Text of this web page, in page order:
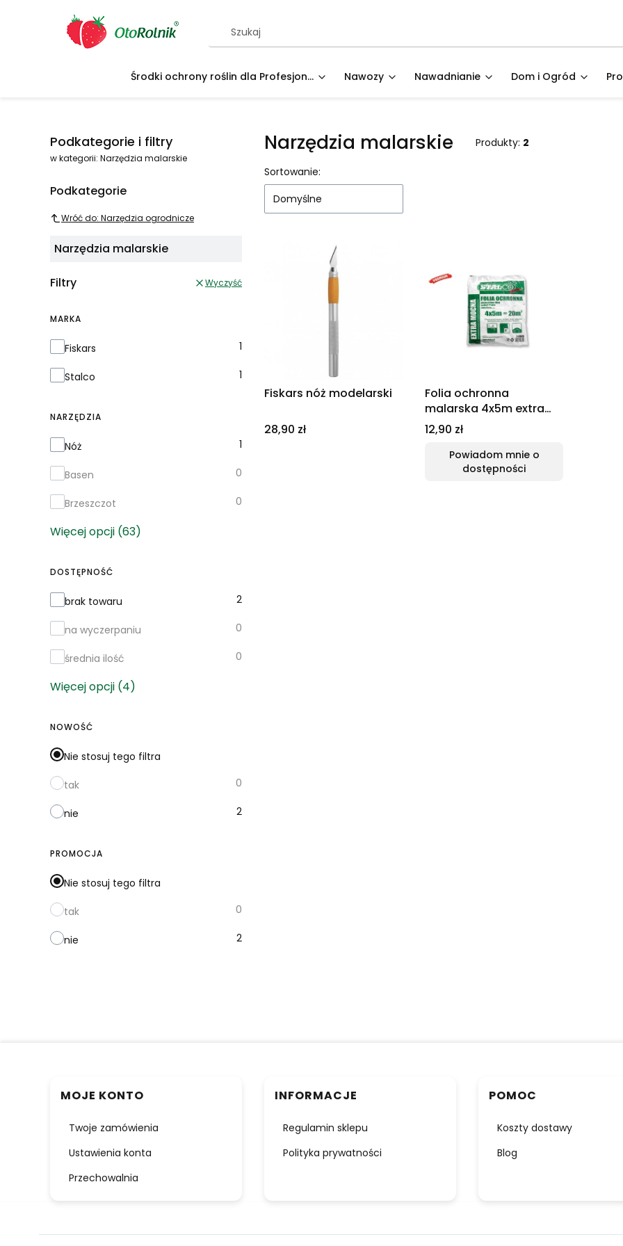
Środki ochrony roślin dla Profesjon... Nawozy Nawadnianie Dom i Ogród
Podkategorie i filtry
w kategorii: Narzędzia malarskie
Podkategorie
Wróć do: Narzędzia ogrodnicze
Narzędzia malarskie
Filtry Wyczyść
MARKA
Marka
Fiskars 1
Stalco 1
NARZĘDZIA
Narzędzia
Nóż 1
Basen 0
Brzeszczot 0
Więcej opcji (63)
DOSTĘPNOŚĆ
Dostępność
brak towaru 2
na wyczerpaniu 0
średnia ilość 0
Więcej opcji (4)
NOWOŚĆ
Nie stosuj tego filtra
tak 0
nie 2
PROMOCJA
Nie stosuj tego filtra
tak 0
nie 2
Narzędzia malarskie Produkty: 2
Lista produktów
Sortowanie:
Domyślne
Fiskars nóż modelarski
Cena
28,90 zł
Folia ochronna
malarska 4x5m extra
mocna (500g) Stalco
Premium
Cena
12,90 zł
Powiadom mnie o
dostępności
Linki w stopce
MOJE KONTO
Twoje zamówienia
Ustawienia konta
Przechowalnia
INFORMACJE
Regulamin sklepu
Polityka prywatności
POMOC
Koszty dostawy
Blog